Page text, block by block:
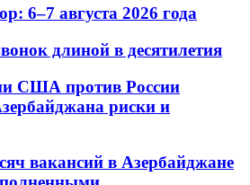
6–7 августа 2026 года
длиной в десятилетия
США против России
риски и
вакансий в Азербайджане